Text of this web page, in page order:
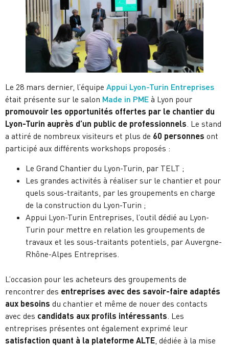
Le 28 mars dernier, l’équipe Appui Lyon-Turin Entreprises
était présente sur le salon Made in PME à Lyon pour
promouvoir les opportunités offertes par le chantier du
Lyon-Turin auprès d’un public de professionnels. Le stand
a attiré de nombreux visiteurs et plus de 60 personnes ont
participé aux différents workshops proposés :
Le Grand Chantier du Lyon-Turin, par TELT ;
Les grandes activités à réaliser sur le chantier et pour
quels sous-traitants, par les groupements en charge
de la construction du Lyon-Turin ;
Appui Lyon-Turin Entreprises, l’outil dédié au Lyon-
Turin pour mettre en relation les groupements de
travaux et les sous-traitants potentiels, par Auvergne-
Rhône-Alpes Entreprises.
L’occasion pour les acheteurs des groupements de
rencontrer des entreprises avec des savoir-faire adaptés
aux besoins du chantier et même de nouer des contacts
avec des candidats aux profils intéressants . Les
entreprises présentes ont également exprimé leur
satisfaction quant à la plateforme ALTE , dédiée à la mise